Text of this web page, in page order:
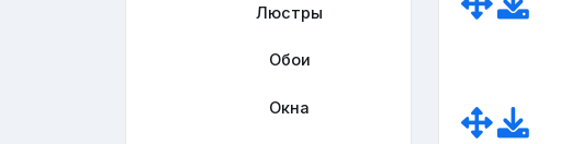
Люстры
Обои
Окна